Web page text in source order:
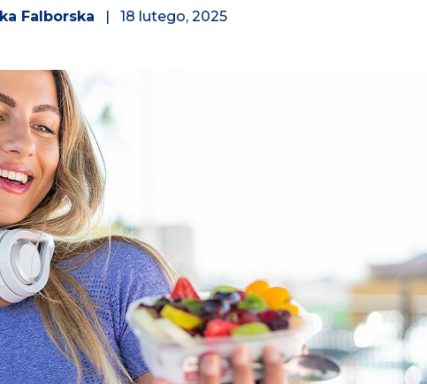
Falborska | 18 lutego, 2025